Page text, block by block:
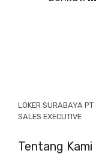
LOKER SURABAYA
SALES EXECUTIVE
Tentang Kami